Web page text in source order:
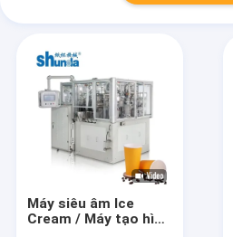
Máy siêu âm Ice
Cream / Máy tạo hình